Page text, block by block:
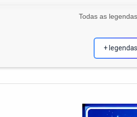
Todas as
+